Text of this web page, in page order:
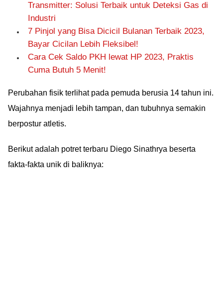
Transmitter: Solusi Terbaik untuk Deteksi Gas di
Industri
7 Pinjol yang Bisa Dicicil Bulanan Terbaik 2023,
Bayar Cicilan Lebih Fleksibel!
Cara Cek Saldo PKH lewat HP 2023, Praktis
Cuma Butuh 5 Menit!
Perubahan fisik terlihat pada pemuda berusia 14 tahun ini.
Wajahnya menjadi lebih tampan, dan tubuhnya semakin
berpostur atletis.
Berikut adalah potret terbaru Diego Sinathrya beserta
fakta-fakta unik di baliknya: